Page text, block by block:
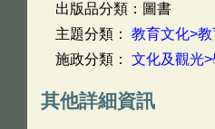
出版品分類：圖書
主題分類： 教育文化>教
施政分類： 文化及觀光
其他詳細資訊